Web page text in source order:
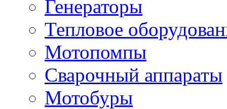
Генераторы
Тепловое
Мотопомпы
Сварочный аппараты
Мотобуры